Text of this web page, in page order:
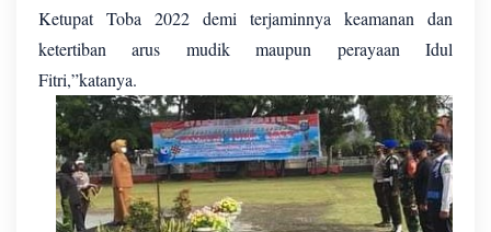
Ketupat Toba 2022 demi terjaminnya keamanan dan
ketertiban arus mudik maupun perayaan Idul
Fitri,”katanya.